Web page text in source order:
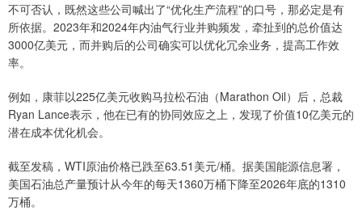
不可否认，既然这些公司喊出了“优化生产流程”的口号，那必定是有
所依据。2023年和2024年内油气行业并购频发，牵扯到的总价值达
3000亿美元，而并购后的公司确实可以优化冗余业务，提高工作效
率。
例如，康菲以225亿美元收购马拉松石油（Marathon Oil）后，总裁
Ryan Lance表示，他在已有的协同效应之上，发现了价值10亿美元的
潜在成本优化机会。
截至发稿，WTI原油价格已跌至63.51美元/桶。据美国能源信息署，
美国石油总产量预计从今年的每天1360万桶下降至2026年底的1310
万桶。